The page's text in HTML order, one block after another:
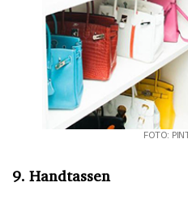
FOTO:
9. Handtassen